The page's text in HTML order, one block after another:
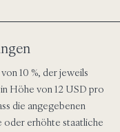
10 %, der jeweils
Höhe von 12 USD pro
die angegebenen
oder erhöhte staatliche